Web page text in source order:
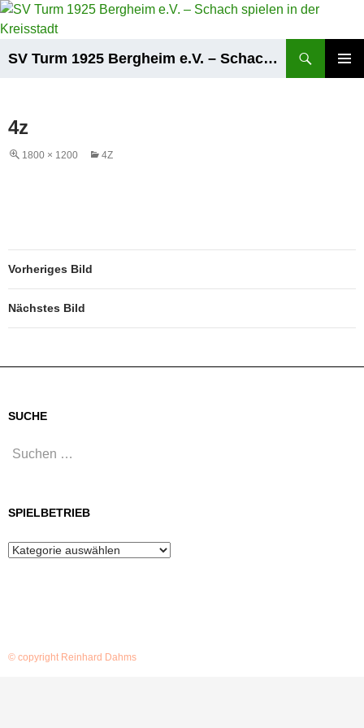
Zum
Inhalt
SV Turm 1925 Bergheim e.V. – Schach spielen in der Kreisstadt
4z
1800 × 1200 4Z
Vorheriges Bild
Nächstes Bild
SUCHE
Suchen
SPIELBETRIEB
Spielbetrieb
© copyright Reinhard Dahms